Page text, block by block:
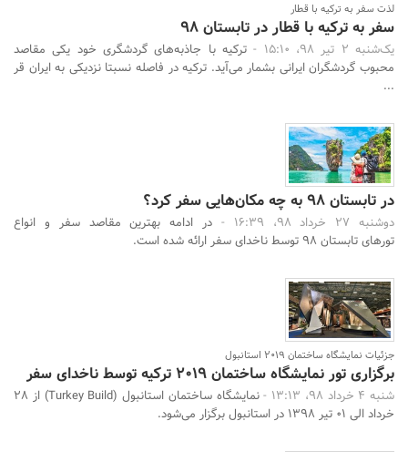
لذت سفر به ترکیه با قطار
سفر به ترکیه با قطار در تابستان 98
یک‌شنبه 2 تیر 98، 15:10 -
ترکیه با جاذبه‌های گردشگری خود یکی مقاصد
محبوب گردشگران ایرانی بشمار می‌آید. ترکیه در فاصله نسبتا نزدیکی به ایران قر
...
در تابستان 98 به چه مکان‌هایی سفر کرد؟
دوشنبه 27 خرداد 98، 16:39 -
در ادامه بهترین مقاصد سفر و انواع
تورهای تابستان 98 توسط ناخدای سفر ارائه شده است.
جزئیات نمایشگاه ساختمان 2019 استانبول
برگزاری تور نمایشگاه ساختمان 2019 ترکیه توسط ناخدای سفر
شنبه 4 خرداد 98، 13:13 -
نمایشگاه ساختمان استانبول (Turkey Build) از ۲۸
خرداد الی ۰۱ تیر ۱۳۹۸ در استانبول برگزار می‌شود.